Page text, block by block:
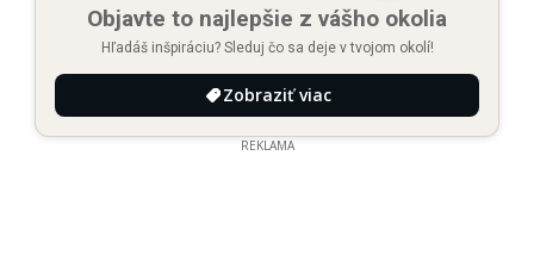
Objavte to najlepšie z vášho okolia
Hľadáš inšpiráciu? Sleduj čo sa deje v tvojom okolí!
Zobraziť viac
REKLAMA